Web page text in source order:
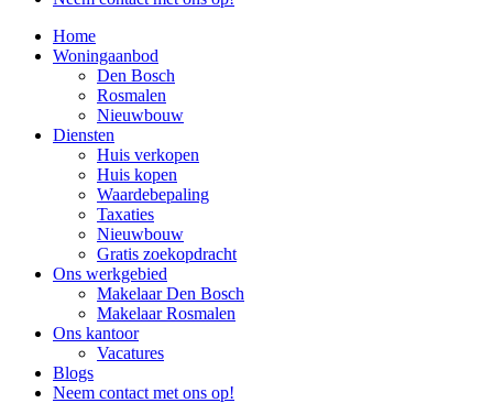
Home
Woningaanbod
Den Bosch
Rosmalen
Nieuwbouw
Diensten
Huis verkopen
Huis kopen
Waardebepaling
Taxaties
Nieuwbouw
Gratis zoekopdracht
Ons werkgebied
Makelaar Den Bosch
Makelaar Rosmalen
Ons kantoor
Vacatures
Blogs
Neem contact met ons op!